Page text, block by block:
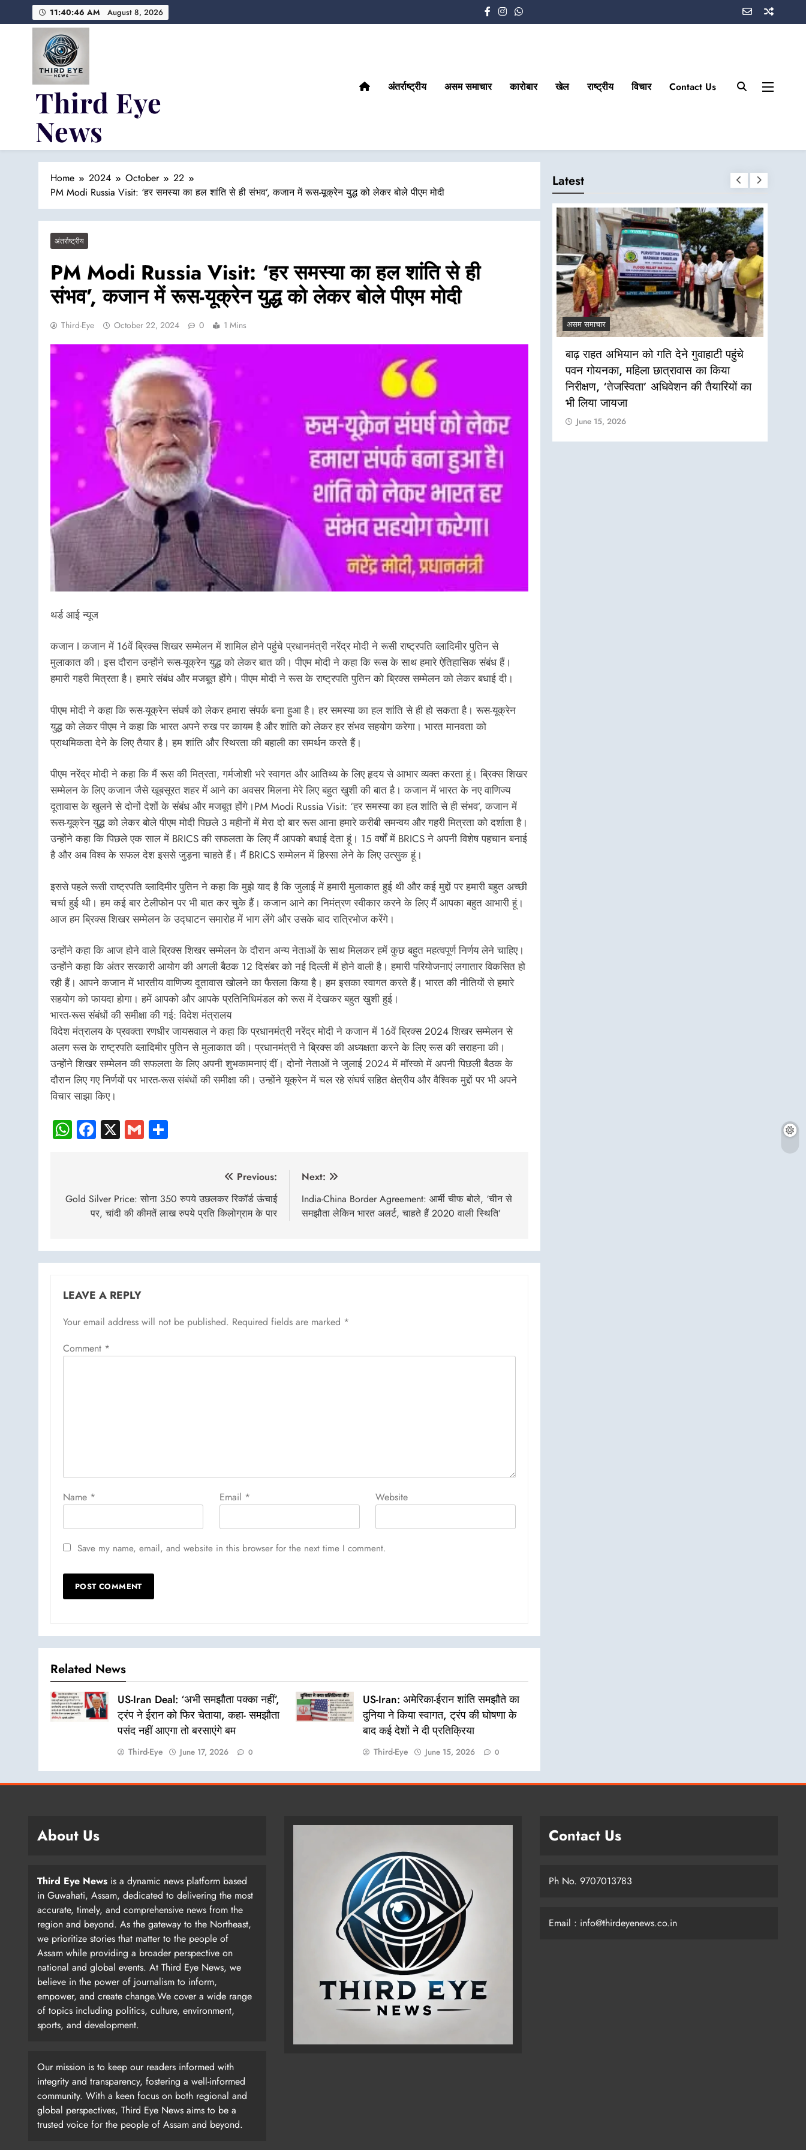
to
11:40:47 AM August 8, 2026
Third Eye
News
अंतर्राष्ट्रीय असम समाचार कारोबार खेल राष्ट्रीय विचार Contact Us
Home 2024 October
22
PM Modi Russia Visit: ‘हर समस्या का हल शांति से ही संभव’, कजान में रूस-यूक्रेन युद्ध को लेकर बोले पीएम मोदी
अंतर्राष्ट्रीय
PM Modi Russia Visit: ‘हर समस्या का हल शांति से ही
संभव’, कजान में रूस-यूक्रेन युद्ध को लेकर बोले पीएम मोदी
Third-Eye October 22, 2024 0 1 Mins
थर्ड आई न्यूज
कजान I कजान में 16वें ब्रिक्स शिखर सम्मेलन में शामिल होने पहुंचे प्रधानमंत्री नरेंद्र मोदी ने रूसी राष्ट्रपति व्लादिमीर पुतिन से
मुलाकात की। इस दौरान उन्होंने रूस-यूक्रेन युद्ध को लेकर बात की। पीएम मोदी ने कहा कि रूस के साथ हमारे ऐतिहासिक संबंध हैं।
हमारी गहरी मित्रता है। हमारे संबंध और मजबूत होंगे। पीएम मोदी ने रूस के राष्ट्रपति पुतिन को ब्रिक्स सम्मेलन को लेकर बधाई दी।
पीएम मोदी ने कहा कि रूस-यूक्रेन संघर्ष को लेकर हमारा संपर्क बना हुआ है। हर समस्या का हल शांति से ही हो सकता है। रूस-यूक्रेन
युद्ध को लेकर पीएम ने कहा कि भारत अपने रुख पर कायम है और शांति को लेकर हर संभव सहयोग करेगा। भारत मानवता को
प्राथमिकता देने के लिए तैयार है। हम शांति और स्थिरता की बहाली का समर्थन करते हैं।
पीएम नरेंद्र मोदी ने कहा कि मैं रूस की मित्रता, गर्मजोशी भरे स्वागत और आतिथ्य के लिए हृदय से आभार व्यक्त करता हूं। ब्रिक्स शिखर
सम्मेलन के लिए कजान जैसे खूबसूरत शहर में आने का अवसर मिलना मेरे लिए बहुत खुशी की बात है। कजान में भारत के नए वाणिज्य
दूतावास के खुलने से दोनों देशों के संबंध और मजबूत होंगे।PM Modi Russia Visit: ‘हर समस्या का हल शांति से ही संभव’, कजान में
रूस-यूक्रेन युद्ध को लेकर बोले पीएम मोदी पिछले 3 महीनों में मेरा दो बार रूस आना हमारे करीबी समन्वय और गहरी मित्रता को दर्शाता है।
उन्होंने कहा कि पिछले एक साल में BRICS की सफलता के लिए मैं आपको बधाई देता हूं। 15 वर्षों में BRICS ने अपनी विशेष पहचान बनाई
है और अब विश्व के सफल देश इससे जुड़ना चाहते हैं। मैं BRICS सम्मेलन में हिस्सा लेने के लिए उत्सुक हूं।
इससे पहले रूसी राष्ट्रपति व्लादिमीर पुतिन ने कहा कि मुझे याद है कि जुलाई में हमारी मुलाकात हुई थी और कई मुद्दों पर हमारी बहुत अच्छी
चर्चा हुई थी। हम कई बार टेलीफोन पर भी बात कर चुके हैं। कजान आने का निमंत्रण स्वीकार करने के लिए मैं आपका बहुत आभारी हूं।
आज हम ब्रिक्स शिखर सम्मेलन के उद्घाटन समारोह में भाग लेंगे और उसके बाद रात्रिभोज करेंगे।
उन्होंने कहा कि आज होने वाले ब्रिक्स शिखर सम्मेलन के दौरान अन्य नेताओं के साथ मिलकर हमें कुछ बहुत महत्वपूर्ण निर्णय लेने चाहिए।
उन्होंने कहा कि अंतर सरकारी आयोग की अगली बैठक 12 दिसंबर को नई दिल्ली में होने वाली है। हमारी परियोजनाएं लगातार विकसित हो
रही हैं। आपने कजान में भारतीय वाणिज्य दूतावास खोलने का फैसला किया है। हम इसका स्वागत करते हैं। भारत की नीतियों से हमारे
सहयोग को फायदा होगा। हमें आपको और आपके प्रतिनिधिमंडल को रूस में देखकर बहुत खुशी हुई।
भारत-रूस संबंधों की समीक्षा की गई: विदेश मंत्रालय
विदेश मंत्रालय के प्रवक्ता रणधीर जायसवाल ने कहा कि प्रधानमंत्री नरेंद्र मोदी ने कजान में 16वें ब्रिक्स 2024 शिखर सम्मेलन से
अलग रूस के राष्ट्रपति व्लादिमीर पुतिन से मुलाकात की। प्रधानमंत्री ने ब्रिक्स की अध्यक्षता करने के लिए रूस की सराहना की।
उन्होंने शिखर सम्मेलन की सफलता के लिए अपनी शुभकामनाएं दीं। दोनों नेताओं ने जुलाई 2024 में मॉस्को में अपनी पिछली बैठक के
दौरान लिए गए निर्णयों पर भारत-रूस संबंधों की समीक्षा की। उन्होंने यूक्रेन में चल रहे संघर्ष सहित क्षेत्रीय और वैश्विक मुद्दों पर भी अपने
विचार साझा किए।
WhatsApp
Facebook
X Gmail
navigation
Previous:
Gold Silver Price: सोना 350 रुपये उछलकर रिकॉर्ड ऊंचाई
पर, चांदी की कीमतें लाख रुपये प्रति किलोग्राम के पार
Next:
India-China Border Agreement: आर्मी चीफ बोले, ‘चीन से
समझौता लेकिन भारत अलर्ट, चाहते हैं 2020 वाली स्थिति’
LEAVE A REPLY
Your email address will not be published. Required fields are marked *
Comment *
Name * Email * Website
Save my name, email, and website in this browser for the next time I comment.
Related News
US-Iran Deal: ‘अभी समझौता पक्का नहीं’,
ट्रंप ने ईरान को फिर चेताया, कहा- समझौता
पसंद नहीं आएगा तो बरसाएंगे बम
Third-Eye June 17, 2026 0
US-Iran: अमेरिका-ईरान शांति समझौते का
दुनिया ने किया स्वागत, ट्रंप की घोषणा के
बाद कई देशों ने दी प्रतिक्रिया
Third-Eye June 15, 2026 0
Latest
शिक्षकों के कौशल विकास के लिए लायंस क्लब
की पहल, दो दिवसीय ‘लायंस क्वेस्ट’ प्रशिक्षण
June 15, 2026
असम समाचार
बाढ़ राहत अभियान को गति देने गुवाहाटी पहुंचे
पवन गोयनका, महिला छात्रावास का किया
निरीक्षण, ‘तेजस्विता’ अधिवेशन की तैयारियों का
भी लिया जायजा
June 15, 2026
About Us
Third Eye News is a dynamic news platform based
in Guwahati, Assam, dedicated to delivering the most
accurate, timely, and comprehensive news from the
region and beyond. As the gateway to the Northeast,
we prioritize stories that matter to the people of
Assam while providing a broader perspective on
national and global events. At Third Eye News, we
believe in the power of journalism to inform,
empower, and create change.We cover a wide range
of topics including politics, culture, environment,
sports, and development.
Our mission is to keep our readers informed with
integrity and transparency, fostering a well-informed
community. With a keen focus on both regional and
global perspectives, Third Eye News aims to be a
trusted voice for the people of Assam and beyond.
Contact Us
Ph No. 9707013783
Email : info@thirdeyenews.co.in